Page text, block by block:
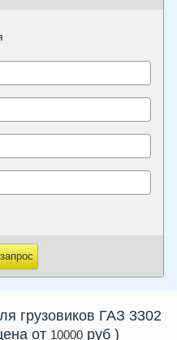
грузовиков ГАЗ 3302
от 10000 руб )